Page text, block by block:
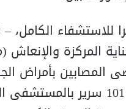
المصابين بأمراض